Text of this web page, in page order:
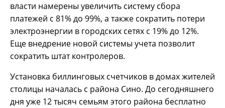
власти намерены увеличить систему сбора
платежей с 81% до 99%, а также сократить потери
электроэнергии в городских сетях с 19% до 12%.
Еще внедрение новой системы учета позволит
сократить штат контролеров.
Установка биллинговых счетчиков в домах жителей
столицы началась с района Сино. До сегодняшнего
дня уже 12 тысяч семьям этого района бесплатно